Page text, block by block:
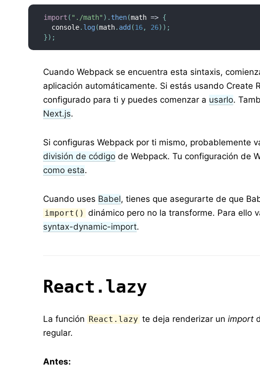
import ( "./math" ) . then(math => {
  console
. log(math. add (16, 26) ) ;
}) ;
Cuando Webpack se encuentra esta sintaxis,
aplicación automáticamente. Si estás usando Create
configurado para ti y puedes comenzar a usarlo.
Next.js.
Si configuras Webpack por ti mismo, probablemente
división de código de Webpack. Tu configuración de
como esta.
Cuando uses Babel, tienes que asegurarte de que
import() dinámico pero no la transforme. Para ello
syntax-dynamic-import.
React.lazy
La función React.lazy te deja renderizar unimport
regular.
Antes: